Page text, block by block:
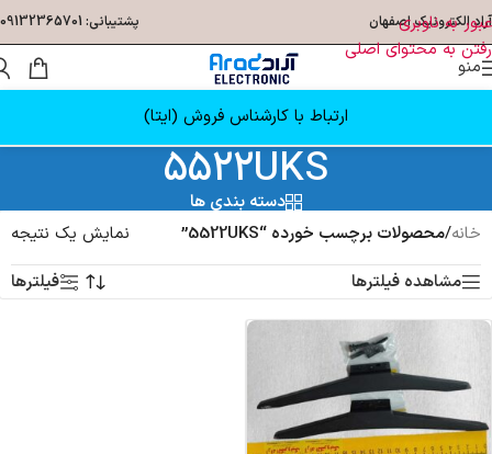
عبور به ناوبری
رفتن به محتوای اصلی
آراد الکترونیک اصفهان پشتیبانی: 09132365701
منو
ارتباط با کارشناس فروش (ایتا)
5522UKS
دسته بندی ها
خانه/محصولات برچسب خورده “5522UKS”
نمایش یک نتیجه
مشاهده فیلترها
فیلترها